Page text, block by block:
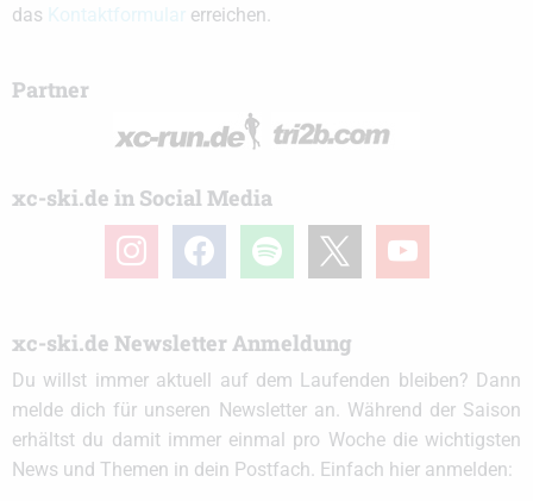
das
erreichen.
Partner
xc-ski.de in Social Media
instagramfacebook spotify youtube
xc-ski.de Newsletter Anmeldung
Du willst immer aktuell auf dem Laufenden bleiben? Dann
melde dich für unseren Newsletter an. Während der Saison
erhältst du damit immer einmal pro Woche die wichtigsten
News und Themen in dein Postfach. Einfach hier anmelden: